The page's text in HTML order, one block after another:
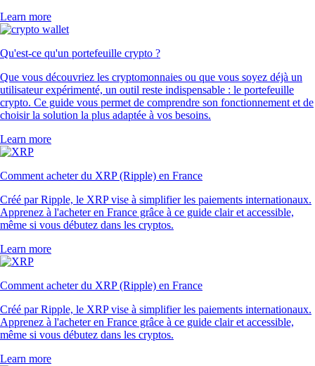
Learn more
Qu'est-ce qu'un portefeuille crypto ?
Que vous découvriez les cryptomonnaies ou que vous soyez déjà un
utilisateur expérimenté, un outil reste indispensable : le portefeuille
crypto. Ce guide vous permet de comprendre son fonctionnement et de
choisir la solution la plus adaptée à vos besoins.
Learn more
Comment acheter du XRP (Ripple) en France
Créé par Ripple, le XRP vise à simplifier les paiements internationaux.
Apprenez à l'acheter en France grâce à ce guide clair et accessible,
même si vous débutez dans les cryptos.
Learn more
Comment acheter du XRP (Ripple) en France
Créé par Ripple, le XRP vise à simplifier les paiements internationaux.
Apprenez à l'acheter en France grâce à ce guide clair et accessible,
même si vous débutez dans les cryptos.
Learn more